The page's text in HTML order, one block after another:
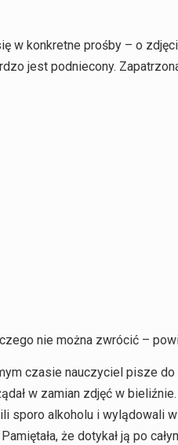
w konkretne prośby – o
jest podniecony.
nie można zwrócić –
czasie nauczyciel pisze
w zamian zdjęć w
sporo alkoholu i wylądowali
że dotykał ją po